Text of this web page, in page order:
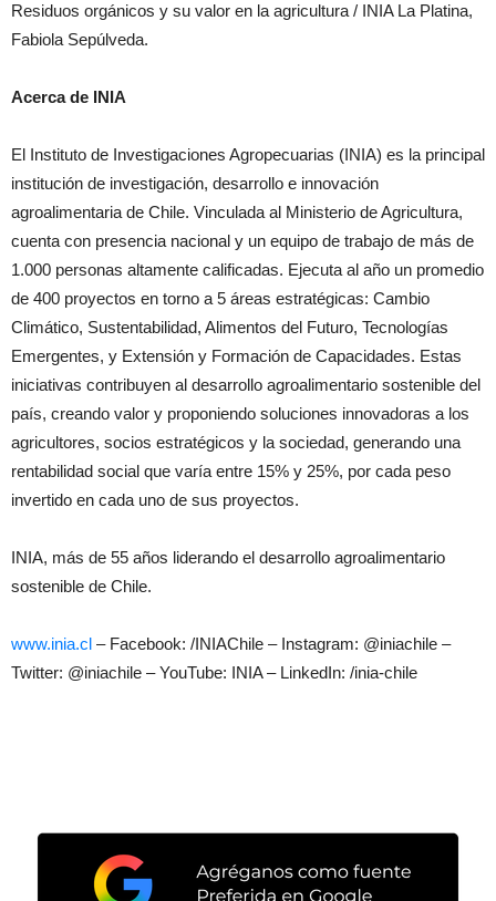
Residuos orgánicos y su valor en la agricultura / INIA La Platina,
Fabiola Sepúlveda.
Acerca de INIA
El Instituto de Investigaciones Agropecuarias (INIA) es la principal
institución de investigación, desarrollo e innovación
agroalimentaria de Chile. Vinculada al Ministerio de Agricultura,
cuenta con presencia nacional y un equipo de trabajo de más de
1.000 personas altamente calificadas. Ejecuta al año un promedio
de 400 proyectos en torno a 5 áreas estratégicas: Cambio
Climático, Sustentabilidad, Alimentos del Futuro, Tecnologías
Emergentes, y Extensión y Formación de Capacidades. Estas
iniciativas contribuyen al desarrollo agroalimentario sostenible del
país, creando valor y proponiendo soluciones innovadoras a los
agricultores, socios estratégicos y la sociedad, generando una
rentabilidad social que varía entre 15% y 25%, por cada peso
invertido en cada uno de sus proyectos.
INIA, más de 55 años liderando el desarrollo agroalimentario
sostenible de Chile.
www.inia.cl – Facebook: /INIAChile – Instagram: @iniachile –
Twitter: @iniachile – YouTube: INIA – LinkedIn: /inia-chile